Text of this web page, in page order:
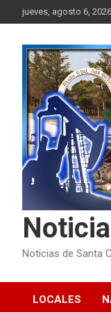
to
jueves, agosto 6, 2026
Noticias de Santa
LOCALES